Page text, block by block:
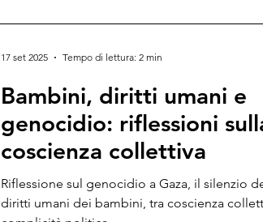
Bambini, diritti umani e
genocidio: riflessioni
coscienza collettiva
Riflessione sul genocidio a Gaza, il silenzio
diritti umani dei bambini, tra coscienza
17 set 2025 Tempo di lettura: 2 min